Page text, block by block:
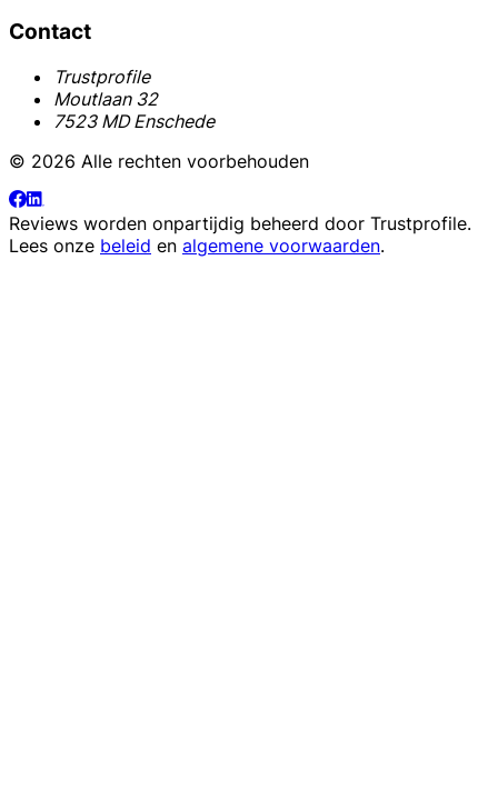
Contact
Trustprofile
Moutlaan 32
7523 MD Enschede
© 2026 Alle rechten voorbehouden
Reviews worden onpartijdig beheerd door Trustprofile.
Lees onze beleid en algemene voorwaarden.